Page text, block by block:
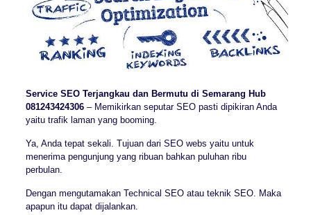
Service SEO Terjangkau dan Bermutu di Semarang Hub
081243424306– Memikirkan seputar SEO pasti dipikiran Anda
yaitu trafik laman yang booming.
Ya, Anda tepat sekali. Tujuan dari SEO webs yaitu untuk
menerima pengunjung yang ribuan bahkan puluhan ribu
perbulan.
Dengan mengutamakan Technical SEO atau teknik SEO. Maka
apapun itu dapat dijalankan.